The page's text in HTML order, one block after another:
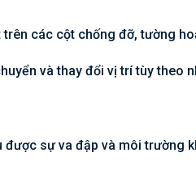
các cột chống đỡ, tường
và thay đổi vị trí tùy theo
sự va đập và môi trường